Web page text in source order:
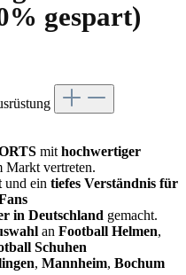
gespart)
mit hochwertiger
Markt vertreten.
und ein tiefes Verständnis für
in Deutschland gemacht.
an Football Helmen,
Schuhen
, Mannheim, Bochum